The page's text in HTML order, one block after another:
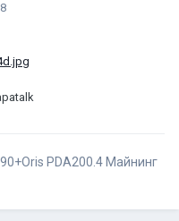
PDA200.4 Майнинг